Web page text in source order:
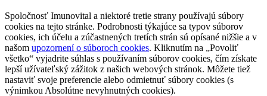
Spoločnosť Imunovital a niektoré tretie strany používajú súbory
cookies na tejto stránke. Podrobnosti týkajúce sa typov súborov
cookies, ich účelu a zúčastnených tretích strán sú opísané nižšie a v
našom upozornení o súboroch cookies. Kliknutím na „Povoliť
všetko“ vyjadrite súhlas s používaním súborov cookies, čím získate
lepší užívateľský zážitok z našich webových stránok. Môžete tiež
nastaviť svoje preferencie alebo odmietnuť súbory cookies (s
výnimkou Absolútne nevyhnutných cookies).